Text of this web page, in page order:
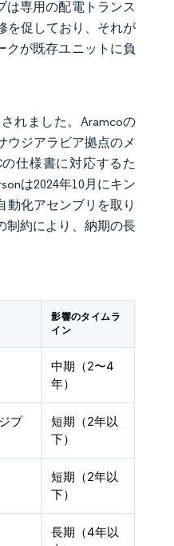
は専用の配電トランス
を促しており、それが
クが既存ユニットに負
れました。Aramcoの
ウジアラビア拠点のメ
の仕様書に対応するた
は2024年10月にキン
動化アセンブリを取り
制約により、納期の長
影響のタイムラ
イン
中期（2〜4
年）
プ
短期（2年以
下）
短期（2年以
下）
長期（4年以